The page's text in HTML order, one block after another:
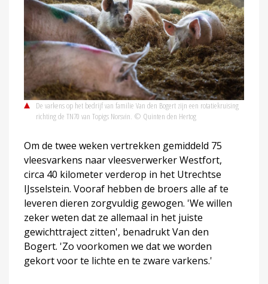
De varkens op het bedrijf van familie Van den Bogert zijn een rotatiekruising
richting de TN70 van Topigs Norsvin. © Quinten den Hertog
Om de twee weken vertrekken gemiddeld 75
vleesvarkens naar vleesverwerker Westfort,
circa 40 kilometer verderop in het Utrechtse
IJsselstein. Vooraf hebben de broers alle af te
leveren dieren zorgvuldig gewogen. 'We willen
zeker weten dat ze allemaal in het juiste
gewichttraject zitten', benadrukt Van den
Bogert. 'Zo voorkomen we dat we worden
gekort voor te lichte en te zware varkens.'